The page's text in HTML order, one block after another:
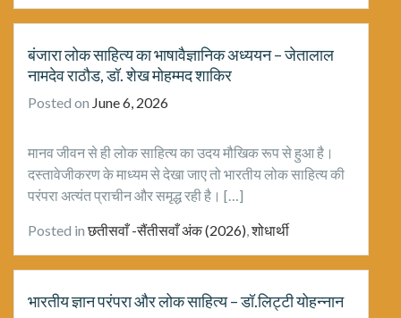
बंजारा लोक साहित्य का भाषावैज्ञानिक अध्ययन – जेतालाल
नामदेव राठौड, डॉ. शेख मोहम्मद शाकिर
Posted on June 6, 2026
मानव जीवन से ही लोक साहित्य का उदय मौखिक रूप से हुआ है।
दस्तावेजीकरण के माध्यम से देखा जाए तो भारतीय लोक साहित्य की
परंपरा अत्यंत प्राचीन और समृद्ध रही है। […]
Posted inछतीसवाँ -सैंतीसवाँ अंक (2026) ,शोधार्थी
भारतीय ज्ञान परंपरा और लोक साहित्य – डॉ.लिट्टी योहन्नान